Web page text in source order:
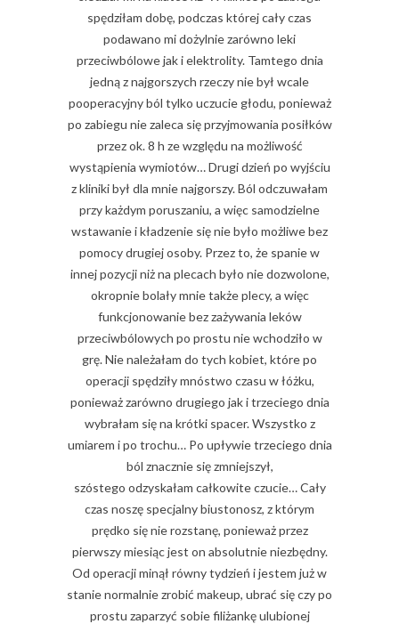
spędziłam dobę, podczas której cały czas
podawano mi dożylnie zarówno leki
przeciwbólowe jak i elektrolity. Tamtego dnia
jedną z najgorszych rzeczy nie był wcale
pooperacyjny ból tylko uczucie głodu, ponieważ
po zabiegu nie zaleca się przyjmowania posiłków
przez ok. 8 h ze względu na możliwość
wystąpienia wymiotów… Drugi dzień po wyjściu
z kliniki był dla mnie najgorszy. Ból odczuwałam
przy każdym poruszaniu, a więc samodzielne
wstawanie i kładzenie się nie było możliwe bez
pomocy drugiej osoby. Przez to, że spanie w
innej pozycji niż na plecach było nie dozwolone,
okropnie bolały mnie także plecy, a więc
funkcjonowanie bez zażywania leków
przeciwbólowych po prostu nie wchodziło w
grę. Nie należałam do tych kobiet, które po
operacji spędziły mnóstwo czasu w łóżku,
ponieważ zarówno drugiego jak i trzeciego dnia
wybrałam się na krótki spacer. Wszystko z
umiarem i po trochu… Po upływie trzeciego dnia
ból znacznie się zmniejszył,
szóstego odzyskałam całkowite czucie… Cały
czas noszę specjalny biustonosz, z którym
prędko się nie rozstanę, ponieważ przez
pierwszy miesiąc jest on absolutnie niezbędny.
Od operacji minął równy tydzień i jestem już w
stanie normalnie zrobić makeup, ubrać się czy po
prostu zaparzyć sobie filiżankę ulubionej